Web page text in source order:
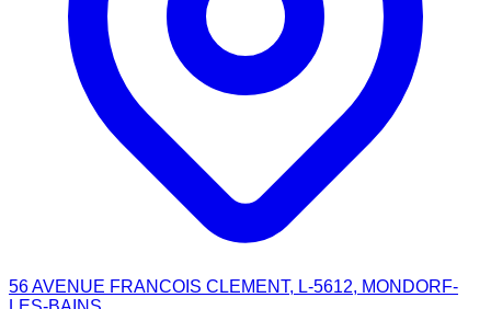
56 AVENUE FRANCOIS CLEMENT, L-5612, MONDORF-